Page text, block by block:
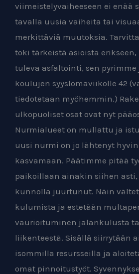
viimeistelyvaiheeseen ei enää
tavalla uusia vaiheita tai
merkittäviä muutoksia.
toki tärkeistä asioista
tuleva asfaltointi, sen
koulujen syyslomaviikolle 42
tiedotetaan myöhemmin.)
ulkopuoliset osat ovat nyt
Nurmialueet on mullattu ja
uusi nurmi on jo lähtenyt
kasvamaan. Päätimme pitää
paikoillaan ainakin siihen
kunnolla juurtunut. Näin
kulumista ja estetään
vaurioituminen jalankulusta
liikenteestä. Sisällä siirrytään
isommilla resursseilla ja
omat pinnoitustyöt.